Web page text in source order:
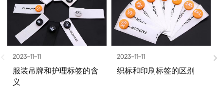
2023-11-11
服装吊牌和护理标签的含
义
2023-11-11
织标和印刷标签的区别